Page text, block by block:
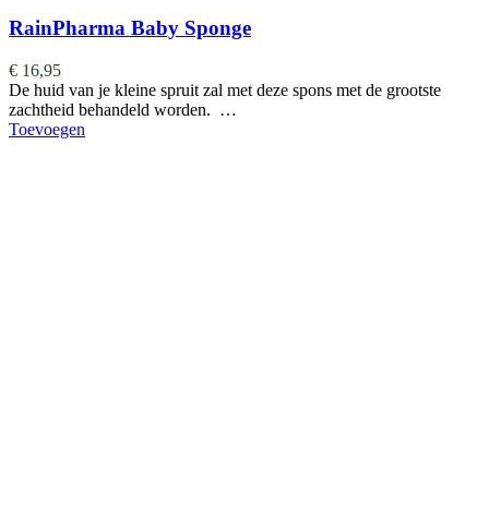
RainPharma Baby Sponge
€ 16,95
De huid van je kleine spruit zal met deze spons met de grootste
zachtheid behandeld worden. …
Toevoegen